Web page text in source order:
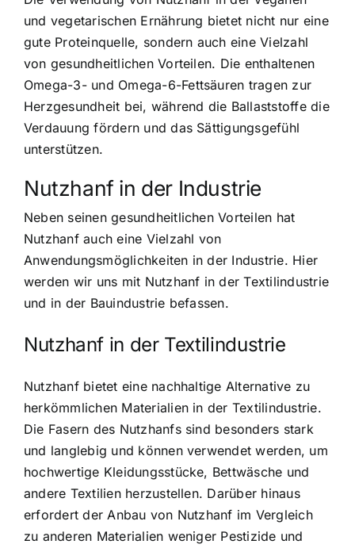
und vegetarischen Ernährung bietet nicht nur eine
gute Proteinquelle, sondern auch eine Vielzahl
von gesundheitlichen Vorteilen. Die enthaltenen
Omega-3- und Omega-6-Fettsäuren tragen zur
Herzgesundheit bei, während die Ballaststoffe die
Verdauung fördern und das Sättigungsgefühl
unterstützen.
Nutzhanf in der Industrie
Neben seinen gesundheitlichen Vorteilen hat
Nutzhanf auch eine Vielzahl von
Anwendungsmöglichkeiten in der Industrie. Hier
werden wir uns mit Nutzhanf in der Textilindustrie
und in der Bauindustrie befassen.
Nutzhanf in der Textilindustrie
Nutzhanf bietet eine nachhaltige Alternative zu
herkömmlichen Materialien in der Textilindustrie.
Die Fasern des Nutzhanfs sind besonders stark
und langlebig und können verwendet werden, um
hochwertige Kleidungsstücke, Bettwäsche und
andere Textilien herzustellen. Darüber hinaus
erfordert der Anbau von Nutzhanf im Vergleich
zu anderen Materialien weniger Pestizide und